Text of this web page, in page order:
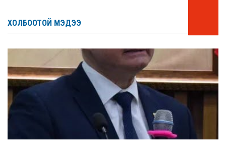
ХОЛБООТОЙ МЭДЭЭ